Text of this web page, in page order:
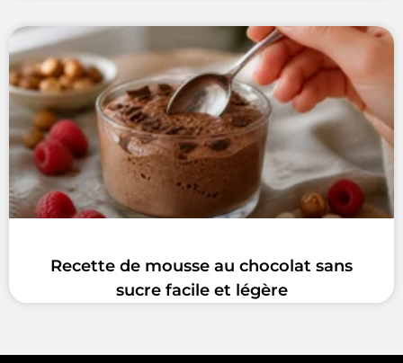
Recette de mousse au chocolat sans
sucre facile et légère